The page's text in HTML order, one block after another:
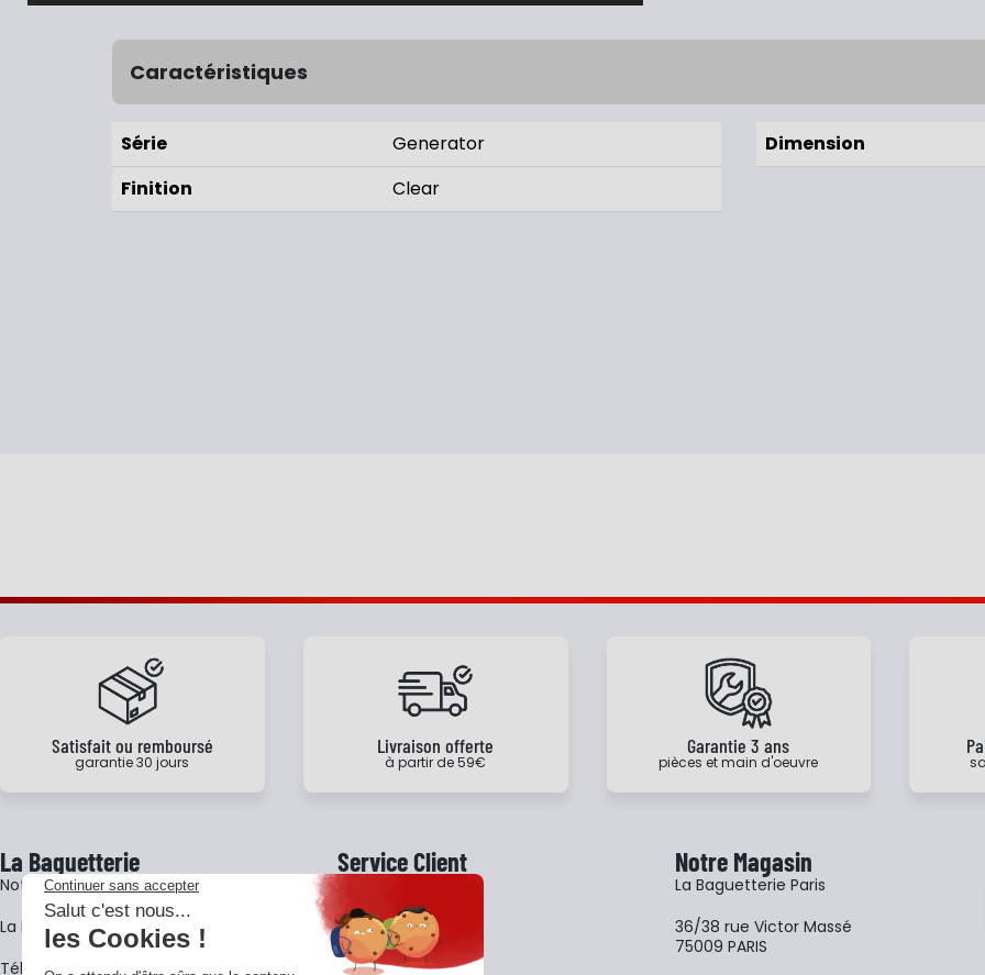
Caractéristiques
Série
Generator
Finition
Clear
Dimension
Satisfait ou remboursé
garantie 30 jours
Livraison offerte
à partir de 59€
Garantie 3 ans
pièces et main d'oeuvre
La Baguetterie
Notre histoire
La BagShow
​Télécharger le catalogue
Service Client
Garantie 3 ans
CGV
Notre Magasin
La Baguetterie Paris
36/38 rue Victor Massé
75009 PARIS